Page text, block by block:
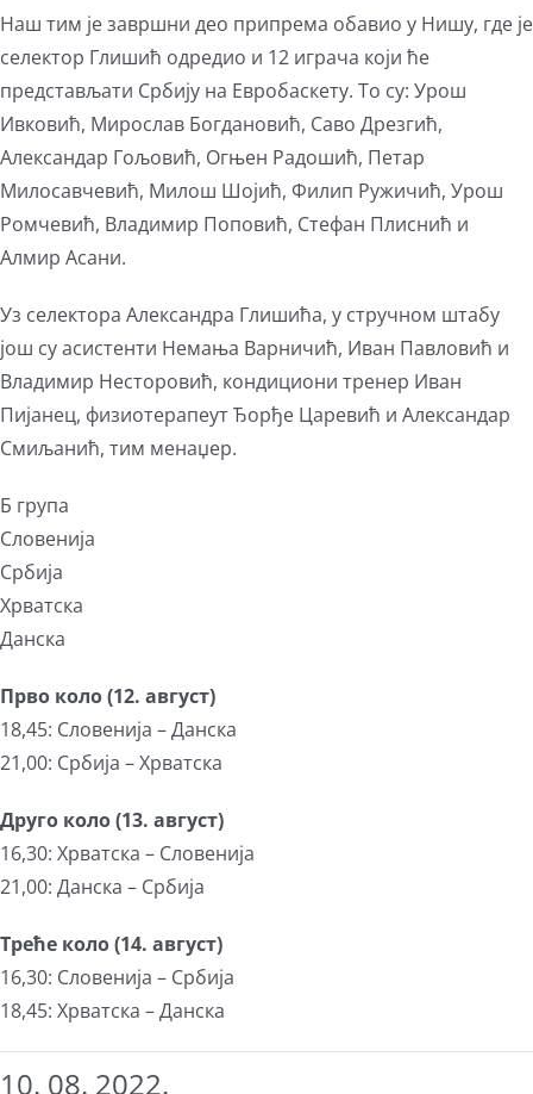
Наш тим је завршни део припрема обавио у Нишу, где је
селектор Глишић одредио и 12 играча који ће
представљати Србију на Евробаскету. То су: Урош
Ивковић, Мирослав Богдановић, Саво Дрезгић,
Александар Гољовић, Огњен Радошић, Петар
Милосавчевић, Милош Шојић, Филип Ружичић, Урош
Ромчевић, Владимир Поповић, Стефан Плиснић и
Алмир Асани.
Уз селектора Александра Глишића, у стручном штабу
још су асистенти Немања Варничић, Иван Павловић и
Владимир Несторовић, кондициони тренер Иван
Пијанец, физиотерапеут Ђорђе Царевић и Александар
Смиљанић, тим менаџер.
Б група
Словенија
Србија
Хрватска
Данска
Прво коло (12. август)
18,45: Словенија – Данска
21,00: Србија – Хрватска
Друго коло (13. август)
16,30: Хрватска – Словенија
21,00: Данска – Србија
Треће коло (14. август)
16,30: Словенија – Србија
18,45: Хрватска – Данска
10. 08. 2022.